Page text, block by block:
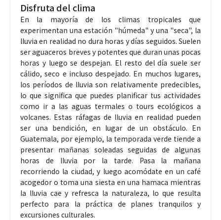
Disfruta del clima
En la mayoría de los climas tropicales que
experimentan una estación "húmeda" y una "seca", la
lluvia en realidad no dura horas y días seguidos. Suelen
ser aguaceros breves y potentes que duran unas pocas
horas y luego se despejan. El resto del día suele ser
cálido, seco e incluso despejado. En muchos lugares,
los períodos de lluvia son relativamente predecibles,
lo que significa que puedes planificar tus actividades
como ir a las aguas termales o tours ecológicos a
volcanes. Estas ráfagas de lluvia en realidad pueden
ser una bendición, en lugar de un obstáculo. En
Guatemala, por ejemplo, la temporada verde tiende a
presentar mañanas soleadas seguidas de algunas
horas de lluvia por la tarde. Pasa la mañana
recorriendo la ciudad, y luego acomódate en un café
acogedor o toma una siesta en una hamaca mientras
la lluvia cae y refresca la naturaleza, lo que resulta
perfecto para la práctica de planes tranquilos y
excursiones culturales.